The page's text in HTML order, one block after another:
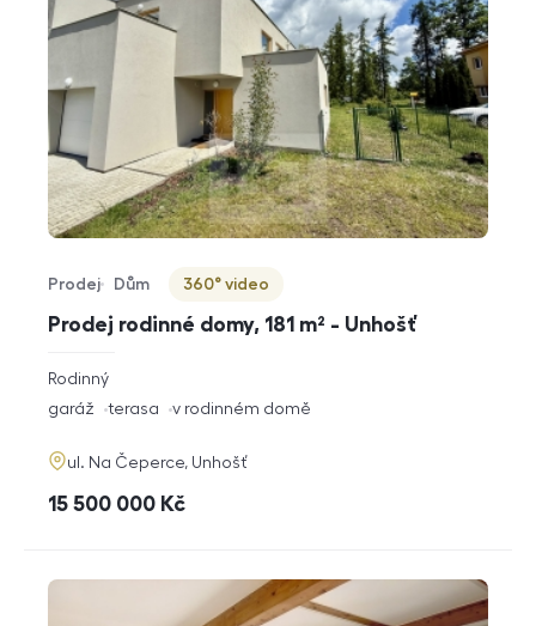
Prodej rodinné domy, 181 m² - Unhošť
Typ nabídky
Prodej
Typ nemovitosti
Dům
Virtuální prohlídka
360° video
rozměry
dispozice
Rodinný
funkce
garáž terasa v rodinném domě
adresa
ul. Na Čeperce, Unhošť
cena
15 500 000 Kč